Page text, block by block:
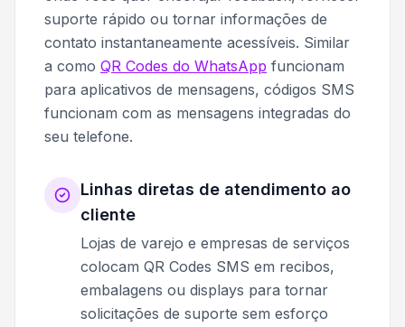
suporte rápido ou tornar informações de
contato instantaneamente acessíveis. Similar
a como QR Codes do WhatsApp funcionam
para aplicativos de mensagens, códigos SMS
funcionam com as mensagens integradas do
seu telefone.
Linhas diretas de atendimento ao
cliente
Lojas de varejo e empresas de serviços
colocam QR Codes SMS em recibos,
embalagens ou displays para tornar
solicitações de suporte sem esforço